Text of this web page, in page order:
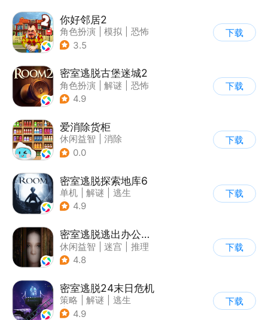
你好邻居2
角色扮演 模拟
恐怖
| 卡通
3.5
下载
密室逃脱古堡迷城2
角色扮演 解谜
恐怖
| 密室逃脱
4.9
下载
爱消除货柜
休闲益智
消除
0.0
下载
密室逃脱探索地库6
单机 解谜
逃生
| 写实
4.9
下载
密室逃脱逃出办公室3
休闲益智 迷宫
推理
| 密室逃脱
4.8
下载
密室逃脱24末日危机
策略 解谜
逃生
| 密室逃脱
4.9
下载